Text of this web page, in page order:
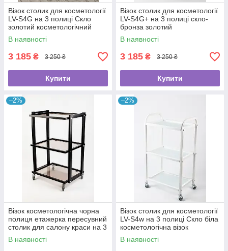
Візок столик для косметології
LV-S4G на 3 полиці Скло
золотий косметологічний
візок стоматологічний
В наявності
3 185 ₴ 3 250 ₴
Купити
Візок столик для косметології
LV-S4G+ на 3 полиці скло-
бронза золотий
косметологічний візок
В наявності
3 185 ₴ 3 250 ₴
Купити
–2%
Візок косметологічна чорна
полиця етажерка пересувний
столик для салону краси на 3
полиці LV-S2 Black
В наявності
–2%
Візок столик для косметології
LV-S4w на 3 полиці Скло біла
косметологічна візок
стоматологічна
В наявності